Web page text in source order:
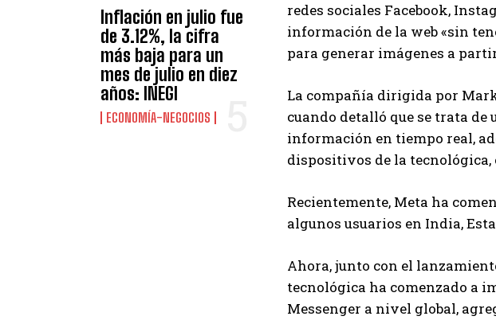
Inflación en julio fue
de 3.12%, la cifra
más baja para un
mes de julio en diez
años: INEGI
ECONOMÍA-NEGOCIOS
redes sociales Facebook,
información de la web «sin
para generar imágenes a
La compañía dirigida por
cuando detalló que se trata de
información en tiempo real,
dispositivos de la
Recientemente, Meta ha
algunos usuarios en India,
Ahora, junto con el
tecnológica ha comenzado a
Messenger a nivel global,